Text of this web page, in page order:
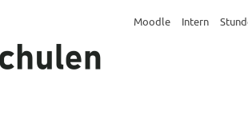
Moodle Intern